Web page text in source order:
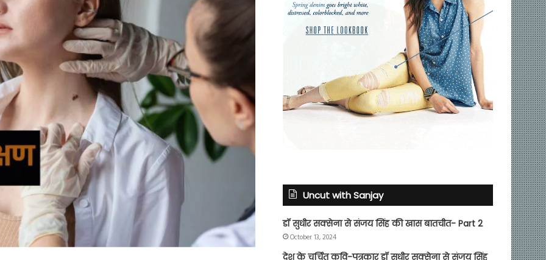
Uncut with Sanjay
डॉ सुधीर सक्सेना से संजय सिंह की खास बातचीत- Part 2
October 13, 2024
देश के चर्चित कवि-पत्रकार डॉ सुधीर सक्सेना से संजय सिंह